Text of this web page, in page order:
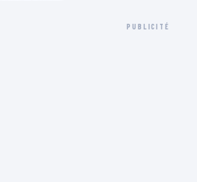
PUBLICITÉ